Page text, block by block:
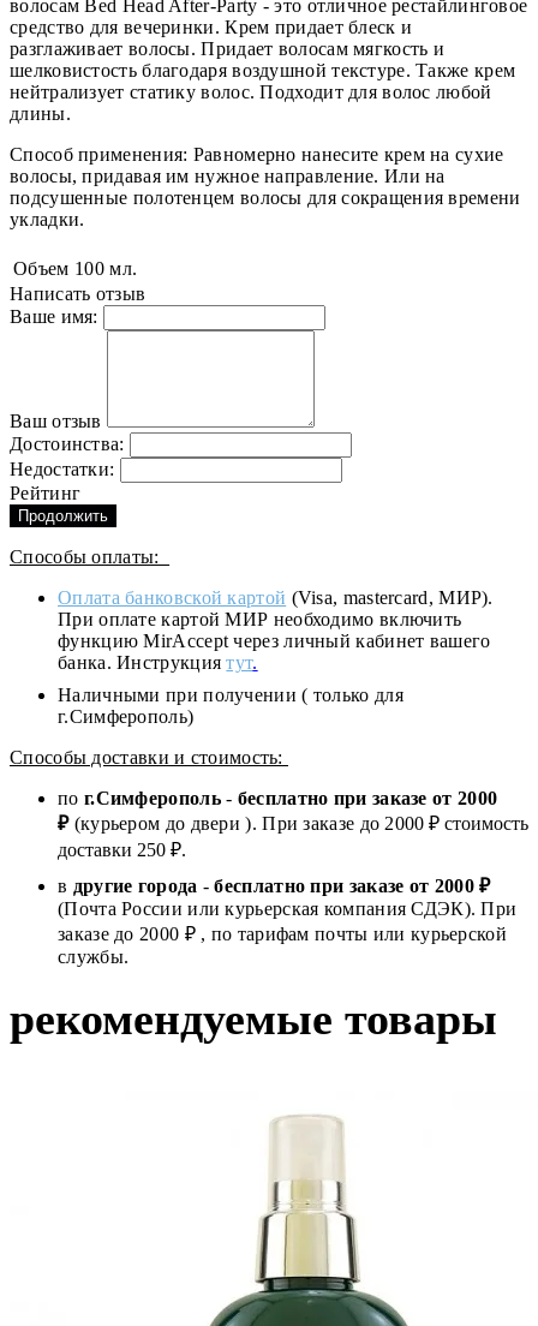
волосам Bed Head After-Party - это отличное рестайлинговое
средство для вечеринки. Крем придает блеск и
разглаживает волосы. Придает волосам мягкость и
шелковистость благодаря воздушной текстуре. Также крем
нейтрализует статику волос. Подходит для волос любой
длины.
Способ применения: Равномерно нанесите крем на сухие
волосы, придавая им нужное направление. Или на
подсушенные полотенцем волосы для сокращения времени
укладки.
Объем 100 мл.
Написать отзыв
Ваше имя:
Ваш отзыв
Достоинства:
Недостатки:
Рейтинг
Продолжить
Способы оплаты:
Оплата банковской картой (Visa, mastercard, МИР).
При оплате картой МИР необходимо включить
функцию MirAccept через личный кабинет вашего
банка. Инструкциятут.
Наличными при получении ( только для
г.Симферополь)
Способы доставки и стоимость:
по г.Симферополь- бесплатно при заказе от 2000
₽(курьером до двери ). При заказе до 2000 ₽ стоимость
доставки 250 ₽.
в другие города -бесплатно при заказе от 2000 ₽
(Почта России или курьерская компания СДЭК). При
заказе до 2000 ₽ , по тарифам почты или курьерской
службы.
рекомендуемые товары